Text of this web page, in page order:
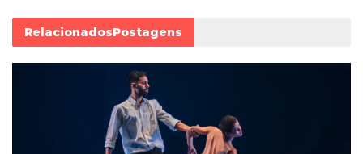
RelacionadosPostagens